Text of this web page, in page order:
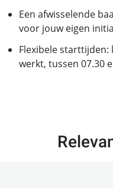
Een afwisselende
voor jouw eigen
Flexibele starttijden:
werkt, tussen 07.30